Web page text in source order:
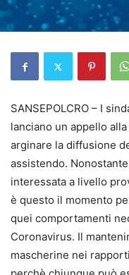
SANSEPOLCRO – I
lanciano un appello
arginare la diffusione
assistendo.
interessata a livello
è questo il momento
quei comportamenti
Coronavirus. Il
mascherine nei